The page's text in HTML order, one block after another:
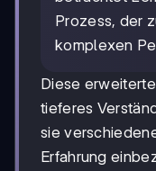
Prozess, der
komplexen
Diese
tieferes
sie
Erfahrung